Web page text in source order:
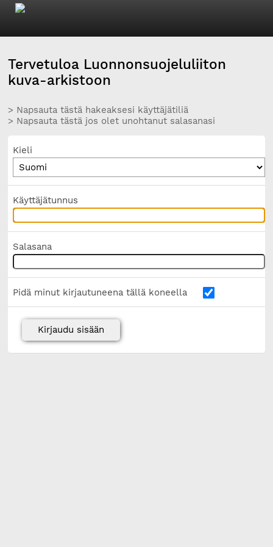
Tervetuloa Luonnonsuojeluliiton
kuva-arkistoon
> Napsauta tästä hakeaksesi käyttäjätiliä
> Napsauta tästä jos olet unohtanut salasanasi
Kieli
Käyttäjätunnus
Salasana
Pidä minut kirjautuneena tällä koneella